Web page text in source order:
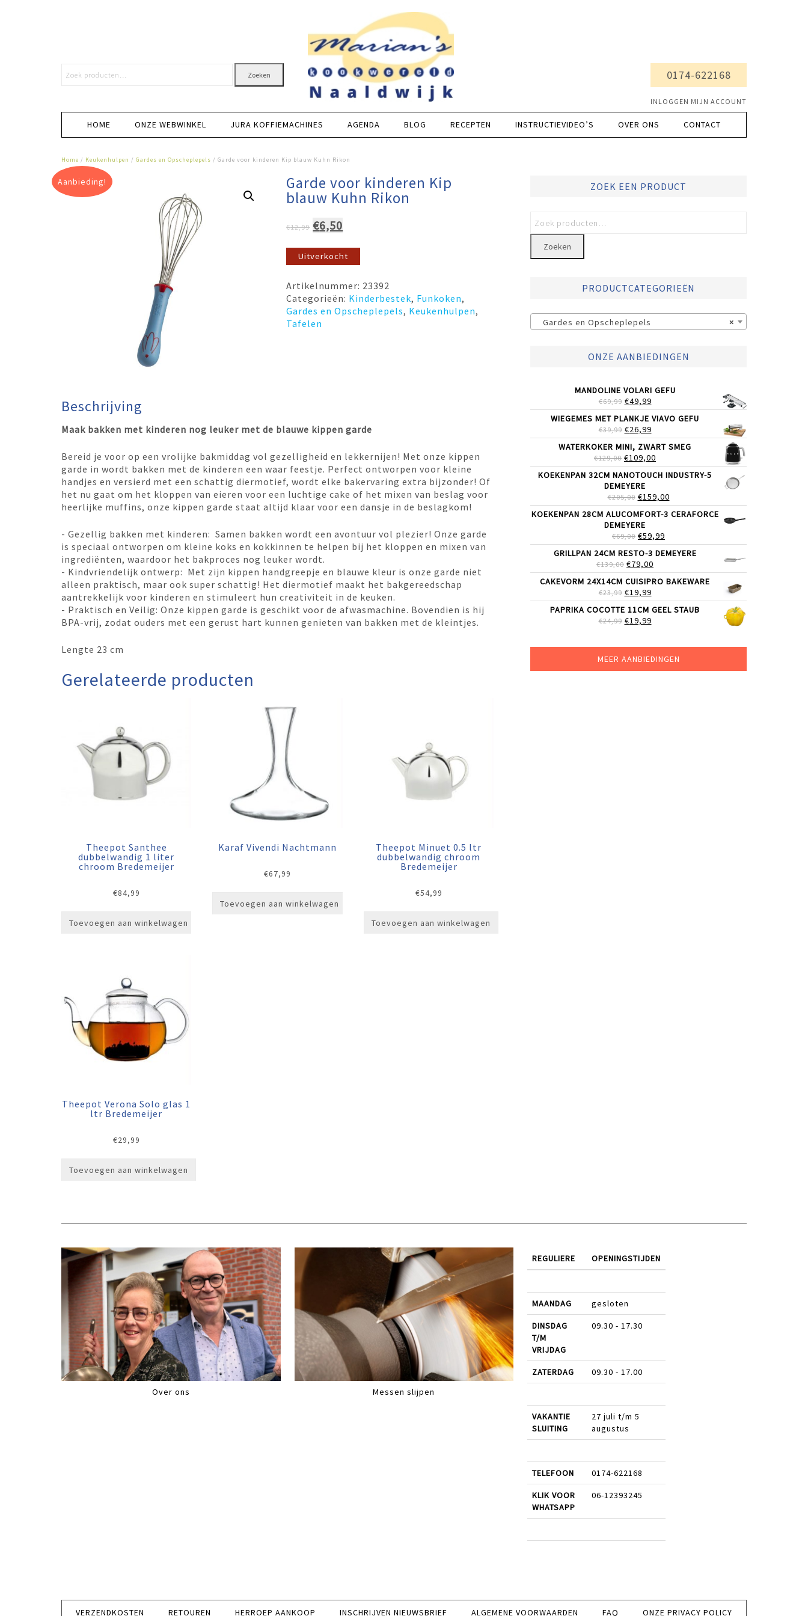
Zoeken 0174-622168
INLOGGEN MIJN ACCOUNT
HOME ONZE WEBWINKEL JURA KOFFIEMACHINES AGENDA BLOG RECEPTEN INSTRUCTIEVIDEO’S OVER ONS CONTACT
Home / Keukenhulpen / Gardes en Opscheplepels / Garde voor kinderen Kip blauw Kuhn Rikon
Aanbieding! Garde voor kinderen Kip
blauw Kuhn Rikon
€12,99 Oorspronkelijke
was:
€6,50
is:
Uitverkocht
Artikelnummer: 23392
Categorieën: Kinderbestek, Funkoken,
Gardes en Opscheplepels, Keukenhulpen,
Tafelen
Beschrijving
Maak bakken met kinderen nog leuker met de blauwe kippen garde
Bereid je voor op een vrolijke bakmiddag vol gezelligheid en lekkernijen! Met onze kippen
garde in wordt bakken met de kinderen een waar feestje. Perfect ontworpen voor kleine
handjes en versierd met een schattig diermotief, wordt elke bakervaring extra bijzonder! Of
het nu gaat om het kloppen van eieren voor een luchtige cake of het mixen van beslag voor
heerlijke muffins, onze kippen garde staat altijd klaar voor een dansje in de beslagkom!
- Gezellig bakken met kinderen: Samen bakken wordt een avontuur vol plezier! Onze garde
is speciaal ontworpen om kleine koks en kokkinnen te helpen bij het kloppen en mixen van
ingrediënten, waardoor het bakproces nog leuker wordt.
- Kindvriendelijk ontwerp: Met zijn kippen handgreepje en blauwe kleur is onze garde niet
alleen praktisch, maar ook super schattig! Het diermotief maakt het bakgereedschap
aantrekkelijk voor kinderen en stimuleert hun creativiteit in de keuken.
- Praktisch en Veilig: Onze kippen garde is geschikt voor de afwasmachine. Bovendien is hij
BPA-vrij, zodat ouders met een gerust hart kunnen genieten van bakken met de kleintjes.
Lengte 23 cm
Gerelateerde producten
Theepot Santhee
dubbelwandig 1 liter
chroom Bredemeijer
€84,99
Toevoegen aan winkelwagen
Karaf Vivendi Nachtmann
€67,99
Toevoegen aan winkelwagen
Theepot Minuet 0.5 ltr
dubbelwandig chroom
Bredemeijer
€54,99
Toevoegen aan winkelwagen
Theepot Verona Solo glas 1
ltr Bredemeijer
€29,99
Toevoegen aan winkelwagen
ZOEK EEN PRODUCT
Zoeken
PRODUCTCATEGORIEËN
×
Gardes en Opscheplepels
ONZE AANBIEDINGEN
MANDOLINE VOLARI GEFU
€69,99 OORSPRONKELIJKE
PRIJS
WAS:
€69,99.
€49,99HUIDIGE
PRIJS
IS:
€49,99.
WIEGEMES MET PLANKJE VIAVO GEFU
€39,99 OORSPRONKELIJKE
PRIJS
WAS:
€39,99.
€26,99HUIDIGE
PRIJS
IS:
€26,99.
WATERKOKER MINI, ZWART SMEG
€129,00 OORSPRONKELIJKE
PRIJS
WAS:
€129,00.
€109,00
PRIJS
IS:
KOEKENPAN 32CM NANOTOUCH INDUSTRY-5
DEMEYERE
€205,00 OORSPRONKELIJKE
PRIJS
WAS:
€205,00.
€159,00HUIDIGE
PRIJS
IS:
KOEKENPAN 28CM ALUCOMFORT-3 CERAFORCE
DEMEYERE
€69,00 OORSPRONKELIJKE
PRIJS
WAS:
€69,00.
€59,99
PRIJS
IS:
GRILLPAN 24CM RESTO-3 DEMEYERE
€139,00 OORSPRONKELIJKE
PRIJS
WAS:
€139,00.
€79,00
PRIJS
IS:
CAKEVORM 24X14CM CUISIPRO BAKEWARE
€23,99 OORSPRONKELIJKE
PRIJS
WAS:
€23,99.
€19,99HUIDIGE
PRIJS
IS:
€19,99.
PAPRIKA COCOTTE 11CM GEEL STAUB
€24,99 OORSPRONKELIJKE
€19,99HUIDIGE
MEER AANBIEDINGEN
Over ons Messen slijpen
REGULIERE OPENINGSTIJDEN
MAANDAG gesloten
DINSDAG
T/M
VRIJDAG
09.30 - 17.30
ZATERDAG 09.30 - 17.00
VAKANTIE
SLUITING
27 juli t/m 5
augustus
TELEFOON 0174-622168
KLIK VOOR
WHATSAPP
06-12393245
VERZENDKOSTEN RETOUREN HERROEP AANKOOP INSCHRIJVEN NIEUWSBRIEF ALGEMENE VOORWAARDEN FAQ ONZE PRIVACY POLICY